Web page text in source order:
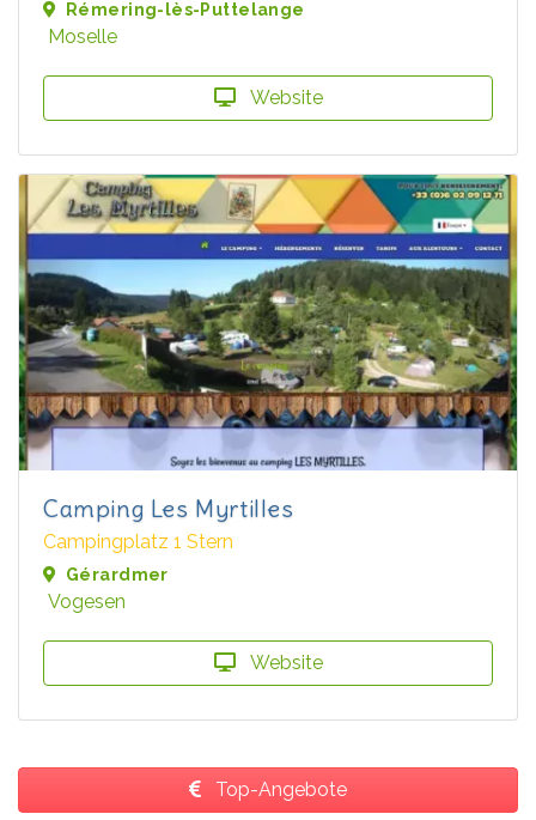
Rémering-lès-Puttelange
Moselle
Website
Camping Les Myrtilles
Campingplatz 1 Stern
Gérardmer
Vogesen
Website
Top-Angebote